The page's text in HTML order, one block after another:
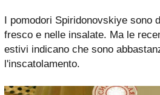
I pomodori Spiridonovskiye sono
fresco e nelle insalate. Ma le
estivi indicano che sono
l'inscatolamento.